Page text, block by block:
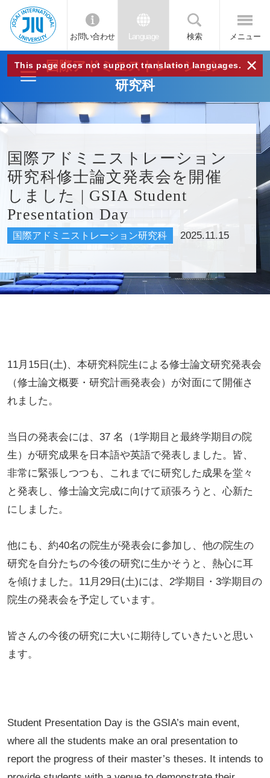
JIU
城西
国際
大学
お問い合わせ Language 検索 メニュー
This page does not support translation languages. ×
国際アドミニストレーション
研究科
国際アドミニストレーション
研究科修士論文発表会を開催
しました | GSIA Student
Presentation Day
国際アドミニストレーション研究科 2025.11.15
11月15日(土)、本研究科院生による修士論文研究発表会
（修士論文概要・研究計画発表会）が対面にて開催さ
れました。
当日の発表会には、37 名（1学期目と最終学期目の院
生）が研究成果を日本語や英語で発表しました。皆、
非常に緊張しつつも、これまでに研究した成果を堂々
と発表し、修士論文完成に向けて頑張ろうと、心新た
にしました。
他にも、約40名の院生が発表会に参加し、他の院生の
研究を自分たちの今後の研究に生かそうと、熱心に耳
を傾けました。11月29日(土)には、2学期目・3学期目の
院生の発表会を予定しています。
皆さんの今後の研究に大いに期待していきたいと思い
ます。
Student Presentation Day is the GSIA’s main event,
where all the students make an oral presentation to
report the progress of their master’s theses. It intends to